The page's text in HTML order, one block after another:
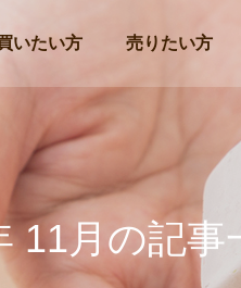
いたい方 売りたい方
11月の記事